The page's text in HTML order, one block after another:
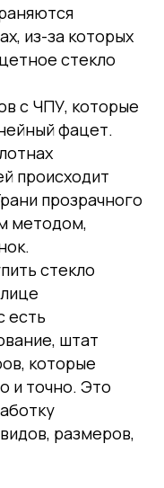
из-за которых
стекло
с ЧПУ, которые
фацет.
происходит
прозрачного
методом,
стекло
есть
штат
которые
и точно. Это
размеров,